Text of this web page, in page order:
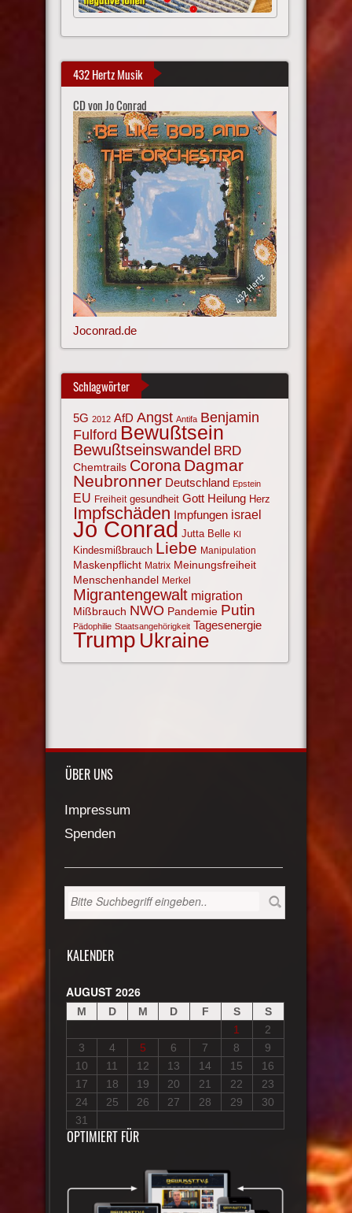
432 Hertz Musik
CD von Jo Conrad
Joconrad.de
Schlagwörter
5G 2012 AfD Angst Antifa Benjamin
Fulford Bewußtsein
Bewußtseinswandel BRD
Chemtrails Corona Dagmar
Neubronner Deutschland Epstein
EU Freiheit gesundheit Gott Heilung Herz
Impfschäden Impfungen israel
Jo Conrad Jutta Belle KI
Kindesmißbrauch Liebe Manipulation
Maskenpflicht Matrix Meinungsfreiheit
Menschenhandel Merkel
Migrantengewalt migration
Mißbrauch NWO Pandemie Putin
Pädophilie Staatsangehörigkeit Tagesenergie
Trump Ukraine
ÜBER UNS
Impressum
Spenden
KALENDER
AUGUST 2026
M D M D F S
S
1
2
3
4 5 6 7 8
9
10
11 12 13 14 15
16
17
18 19 20 21 22
23
24
25 26 27 28 29
30
31
OPTIMIERT FÜR